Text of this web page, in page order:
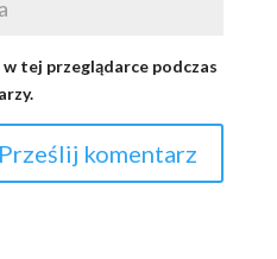
tej przeglądarce podczas